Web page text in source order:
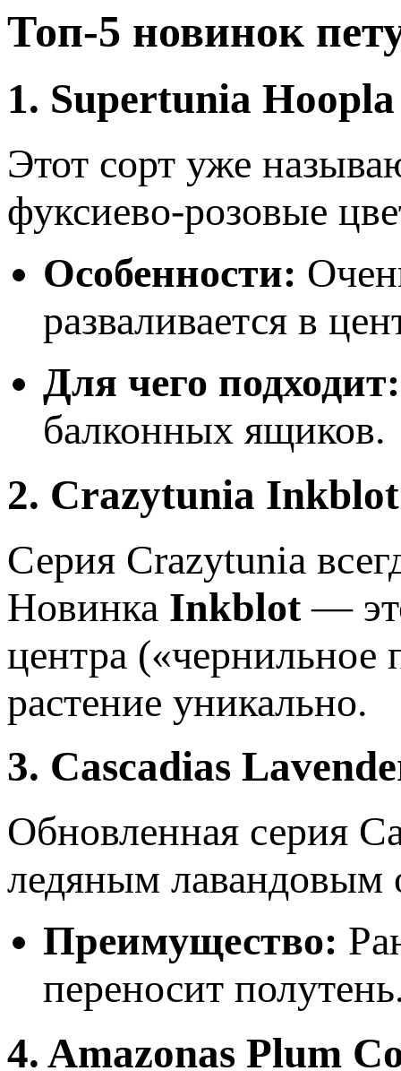
Топ-5 новинок
1. Supertunia
Этот сорт уже
фуксиево-розовые
Особенности:
разваливается в
Для чего подходит:
балконных ящиков.
2. Crazytunia Inkblot
Серия Crazytunia
Новинка Inkblot—
центра
растение уникально.
3. Cascadias
Обновленная серия
ледяным лавандовым
Преимущество:
переносит
4. Amazonas Plum